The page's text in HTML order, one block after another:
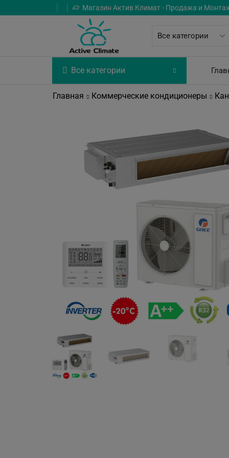
Магазин Актив Климат - Продажа и
Все категории
Главная Коммерческие кондиционеры